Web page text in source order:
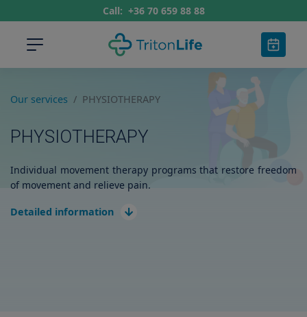
Call: +36 70 659 88 88
Our services PHYSIOTHERAPY
PHYSIOTHERAPY
Individual movement therapy programs that restore freedom
of movement and relieve pain.
Detailed information